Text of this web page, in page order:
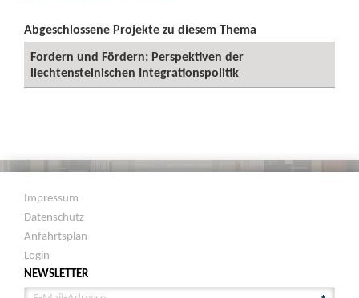
Abgeschlossene Projekte zu diesem Thema
Fordern und Fördern: Perspektiven der
liechtensteinischen Integrationspolitik
Impressum
Datenschutz
Anfahrtsplan
Login
NEWSLETTER